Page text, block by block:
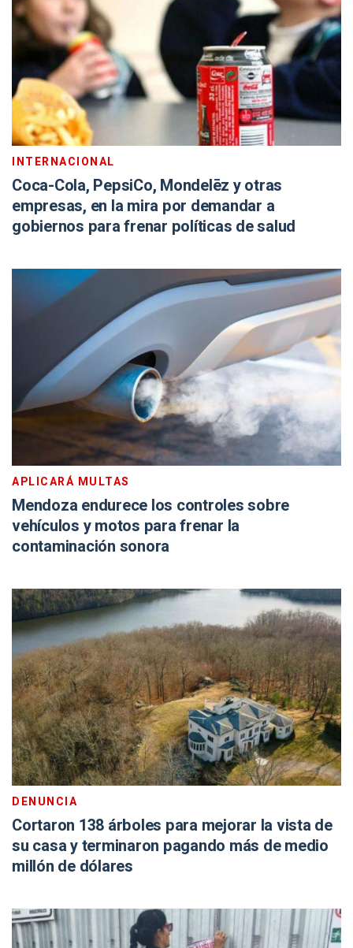
INTERNACIONAL
Coca-Cola, PepsiCo, Mondelēz y otras
empresas, en la mira por demandar a
gobiernos para frenar políticas de salud
APLICARÁ MULTAS
Mendoza endurece los controles sobre
vehículos y motos para frenar la
contaminación sonora
DENUNCIA
Cortaron 138 árboles para mejorar la vista de
su casa y terminaron pagando más de medio
millón de dólares